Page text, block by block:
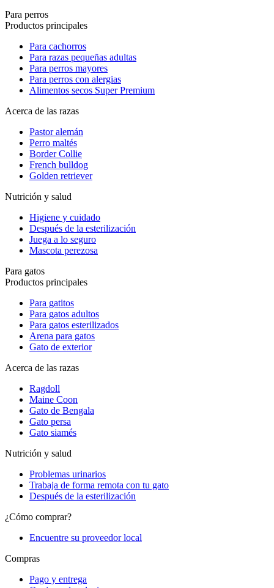
Para perros
Productos principales
Para cachorros
Para razas pequeñas adultas
Para perros mayores
Para perros con alergias
Alimentos secos Super Premium
Acerca de las razas
Pastor alemán
Perro maltés
Border Collie
French bulldog
Golden retriever
Nutrición y salud
Higiene y cuidado
Después de la esterilización
Juega a lo seguro
Mascota perezosa
Para gatos
Productos principales
Para gatitos
Para gatos adultos
Para gatos esterilizados
Arena para gatos
Gato de exterior
Acerca de las razas
Ragdoll
Maine Coon
Gato de Bengala
Gato persa
Gato siamés
Nutrición y salud
Problemas urinarios
Trabaja de forma remota con tu gato
Después de la esterilización
¿Cómo comprar?
Encuentre su proveedor local
Compras
Pago y entrega